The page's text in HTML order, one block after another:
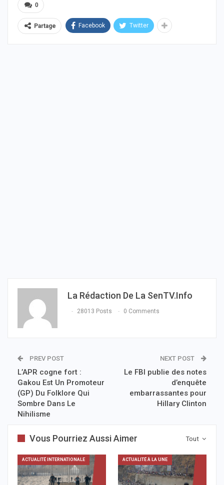
0
Partage Facebook Twitter
La Rédaction De La SenTV.info
28013 Posts 0 Comments
PREV POST
L’APR cogne fort :
Gakou Est Un Promoteur
(GP) Du Folklore Qui
Sombre Dans Le
Nihilisme
NEXT POST
Le FBI publie des notes
d’enquête
embarrassantes pour
Hillary Clinton
Tout
Vous Pourriez Aussi Aimer
ACTUALITÉ INTERNATIONALE ACTUALITÉ À LA UNE